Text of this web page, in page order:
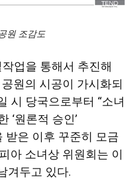
원 조감도
업을 통해서 추진해
원의 시공이 가시화되
시 당국으로부터 “소녀
‘원론적 승인’
받은 이후 꾸준히 모금
아 소녀상 위원회는 이
겨두고 있다.